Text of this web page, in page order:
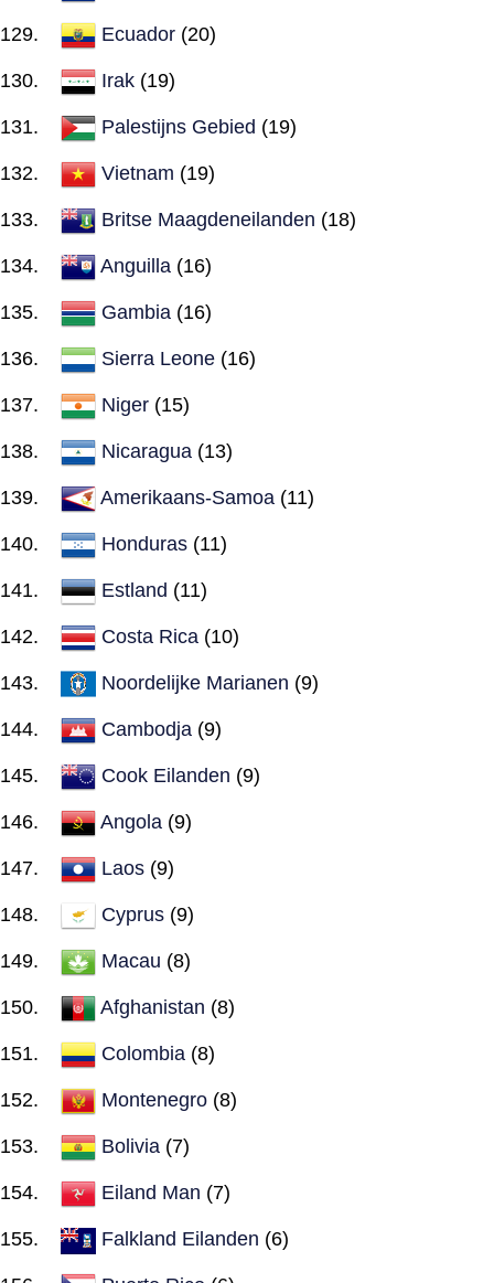
Ecuador (20)
Irak (19)
Palestijns Gebied (19)
Vietnam (19)
Britse Maagdeneilanden (18)
Anguilla (16)
Gambia (16)
Sierra Leone (16)
Niger (15)
Nicaragua (13)
Amerikaans-Samoa (11)
Honduras (11)
Estland (11)
Costa Rica (10)
Noordelijke Marianen (9)
Cambodja (9)
Cook Eilanden (9)
Angola (9)
Laos (9)
Cyprus (9)
Macau (8)
Afghanistan (8)
Colombia (8)
Montenegro (8)
Bolivia (7)
Eiland Man (7)
Falkland Eilanden (6)